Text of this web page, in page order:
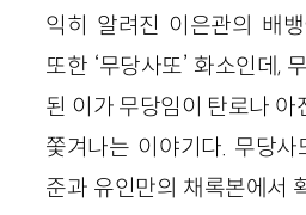
익히 알려진 이은관의 배
또한 ‘무당사또’ 화소인데,
된 이가 무당임이 탄로나
쫓겨나는 이야기다. 무당
준과 유인만의 채록본에서